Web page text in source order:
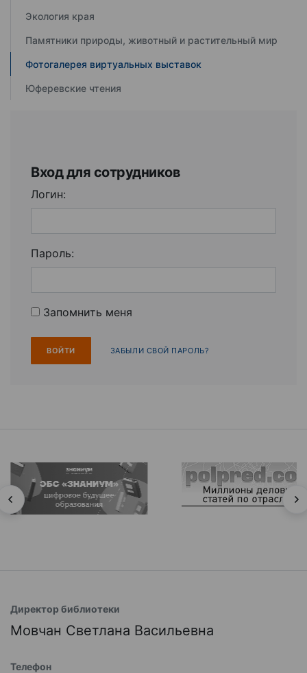
Экология края
Памятники природы, животный и растительный мир
Фотогалерея виртуальных выставок
Юферевские чтения
Вход для сотрудников
Логин:
Пароль:
Запомнить меня
ЗАБЫЛИ СВОЙ ПАРОЛЬ?
Директор библиотеки
Мовчан Светлана Васильевна
Телефон